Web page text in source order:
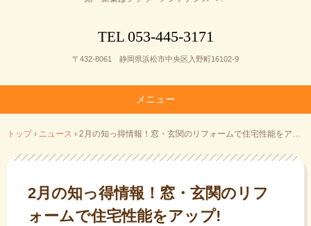
TEL 053-445-3171
〒432-8061 静岡県浜松市中央区入野町16102-9
メニュー
ン
テ
トップ › ニュース › 2月の知っ得情報！窓・玄関のリフォームで住宅性能をアップ!
2月の知っ得情報！窓・玄関のリフ
ォームで住宅性能をアップ!